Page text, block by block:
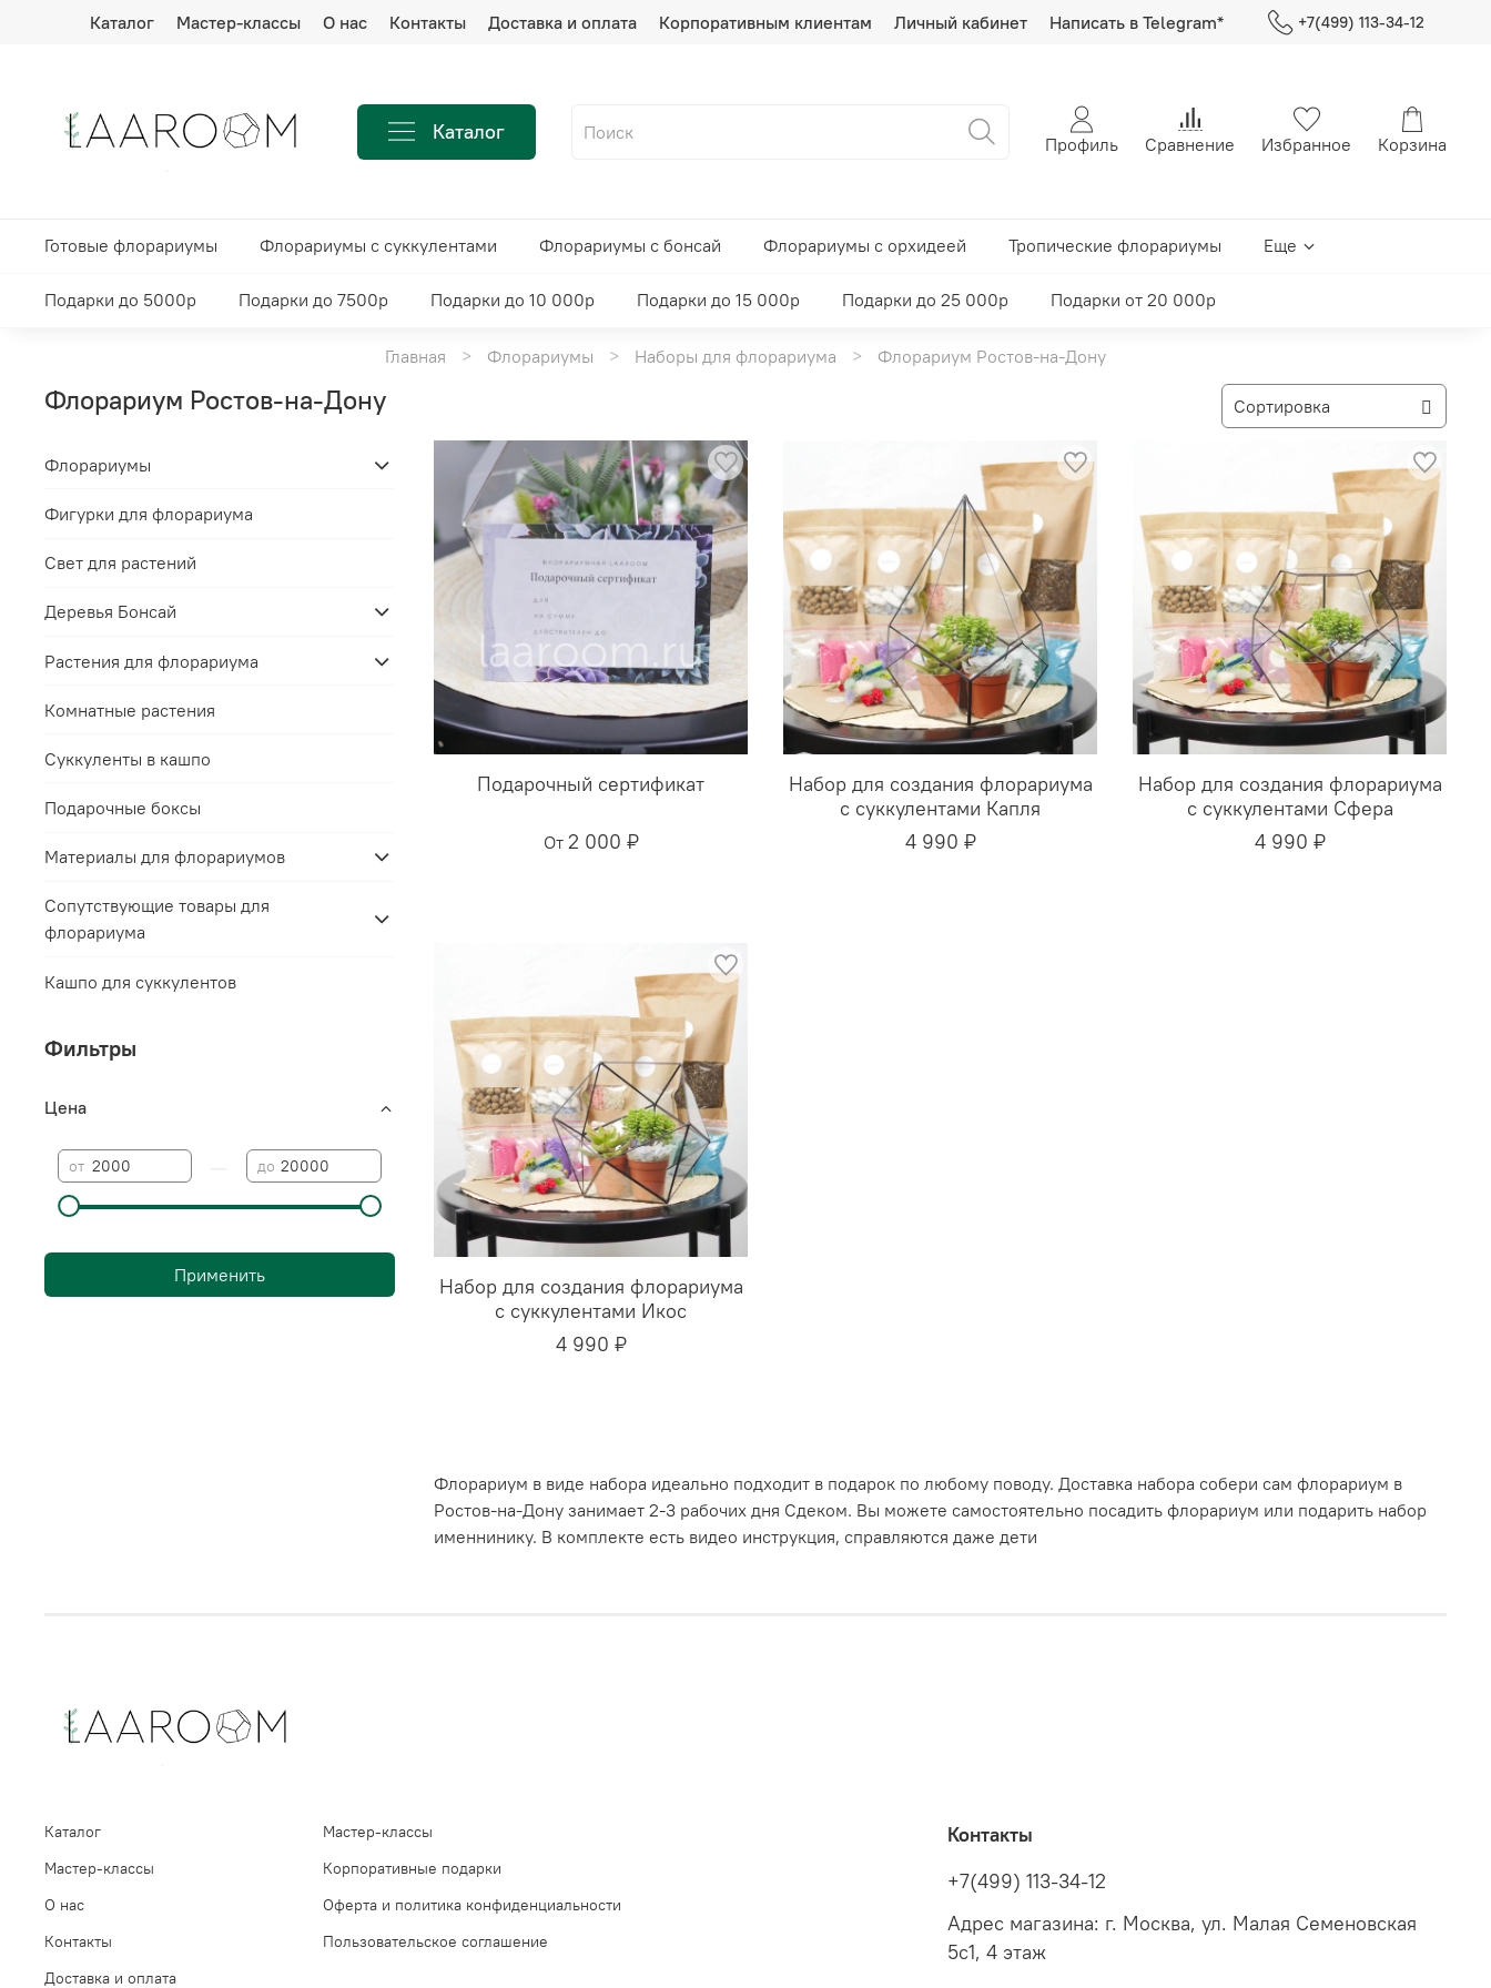
Каталог Мастер-классы О нас Контакты Доставка и оплата Корпоративным клиентам Личный кабинет Написать в Telegram* +7(499) 113-34-12
Каталог Профиль Сравнение Избранное Корзина
Готовые флорариумы Флорариумы с суккулентами Флорариумы с бонсай Флорариумы с орхидеей Тропические флорариумы Еще
Подарки до 5000р Подарки до 7500р Подарки до 10 000р Подарки до 15 000р Подарки до 25 000р Подарки от 20 000р
Главная Флорариумы Наборы для флорариума Флорариум Ростов-на-Дону
Флорариум Ростов-на-Дону
Подарочный сертификат
От 2 000 ₽
Набор для создания флорариума
с суккулентами Капля
4 990 ₽
Набор для создания флорариума
с суккулентами Сфера
4 990 ₽
Набор для создания флорариума
с суккулентами Икос
4 990 ₽
Флорариум в виде набора идеально подходит в подарок по любому поводу. Доставка набора собери сам флорариум в
Ростов-на-Дону занимает 2-3 рабочих дня Сдеком. Вы можете самостоятельно посадить флорариум или подарить набор
именнинику. В комплекте есть видео инструкция, справляются даже дети
Флорариумы
Фигурки для флорариума
Свет для растений
Деревья Бонсай
Растения для флорариума
Комнатные растения
Суккуленты в кашпо
Подарочные боксы
Материалы для флорариумов
Сопутствующие товары для
флорариума
Кашпо для суккулентов
Фильтры
Цена
от до
Применить
Каталог
Мастер-классы
О нас
Контакты
Доставка и оплата
Мастер-классы
Корпоративные подарки
Оферта и политика конфиденциальности
Пользовательское соглашение
Контакты
+7(499) 113-34-12
Адрес магазина: г. Москва, ул. Малая Семеновская
5с1, 4 этаж